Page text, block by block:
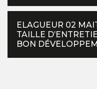
ELAGUEUR 02
TAILLE
BON